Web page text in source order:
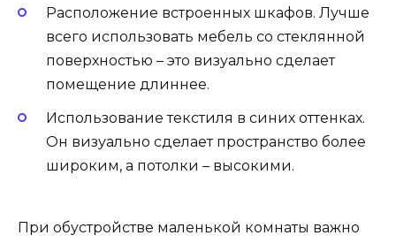
Расположение встроенных шкафов. Лучше
всего использовать мебель со стеклянной
поверхностью – это визуально сделает
помещение длиннее.
Использование текстиля в синих оттенках.
Он визуально сделает пространство более
широким, а потолки – высокими.
При обустройстве маленькой комнаты важно